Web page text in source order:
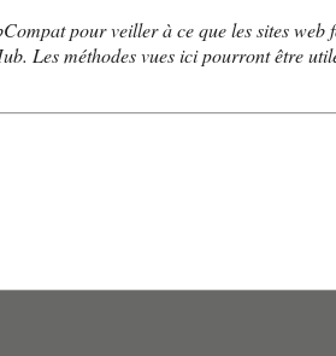
pour veiller à ce que les sites web
Les méthodes vues ici pourront être